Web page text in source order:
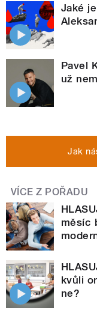
Jaké
Pavel
už
Jak
VÍCE Z POŘADU
měsíc
kvůli
ne?